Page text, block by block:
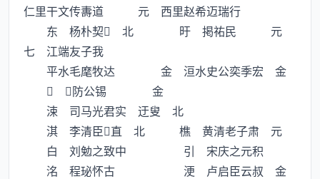
仁里干文传夀道 元 西里赵希迈瑞行
东 杨朴契 北 旴 掲祐民 元
七 江端友子我
平水毛麾牧达 金 洹水史公奕季宏 金
 防公锡 金
涑 司马光君实 迂叟 北
淇 李清臣直 北 樵 黄清老子肃 元
白 刘勉之致中 引 宋庆之元积
洺 程珌怀古 浭 卢启臣云叔 金